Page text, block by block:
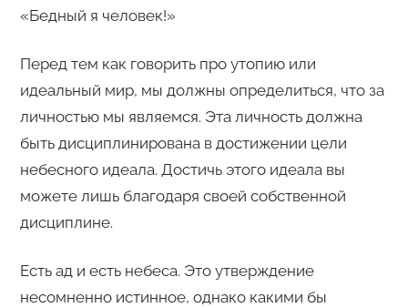
«Бедный я человек!»
Перед тем как говорить про утопию или
идеальный мир, мы должны определиться, что за
личностью мы являемся. Эта личность должна
быть дисциплинирована в достижении цели
небесного идеала. Достичь этого идеала вы
можете лишь благодаря своей собственной
дисциплине.
Есть ад и есть небеса. Это утверждение
несомненно истинное, однако какими бы